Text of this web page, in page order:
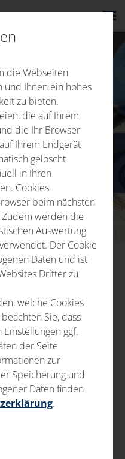
DE
inspecții vizuale,
și refacere, teste
de măsurare,
pentru cerințe
va face față oricăror
die Webseiten
und Ihnen ein hohes
zu bieten.
die auf Ihrem
die Ihr Browser
Ihrem Endgerät
gelöscht
in Ihren
Cookies
beim nächsten
werden die
Auswertung
Der Cookie
Daten und ist
Dritter zu
welche Cookies
Sie, dass
ggf.
der Seite
zur
Speicherung und
Daten finden
.